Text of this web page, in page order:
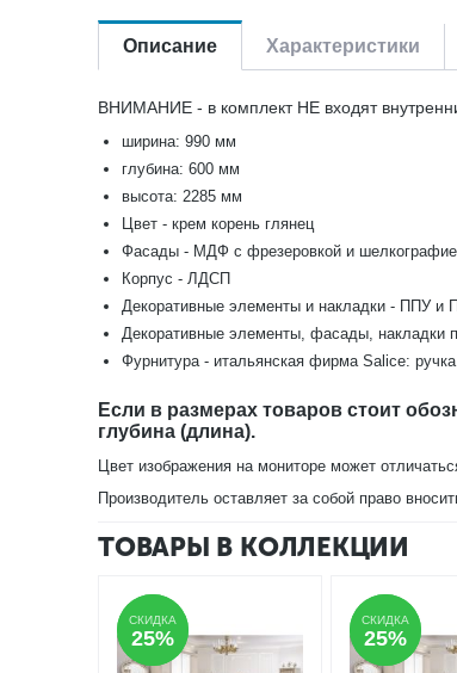
Описание Характеристики
ВНИМАНИЕ - в комплект НЕ входят
ширина: 990 мм
глубина: 600 мм
высота: 2285 мм
Цвет - крем корень глянец
Фасады - МДФ с фрезеровкой и
Корпус - ЛДСП
Декоративные элементы и накладки - ППУ и
Декоративные элементы, фасады, накладки
Фурнитура - итальянская фирма Salice:
Если в размерах товаров стоит
глубина (длина).
Цвет изображения на мониторе может
Производитель оставляет за собой право
ТОВАРЫ В КОЛЛЕКЦИИ
СКИДКА
25%
СКИДКА
25%
СКИДКА
25%
СКИДКА
25%